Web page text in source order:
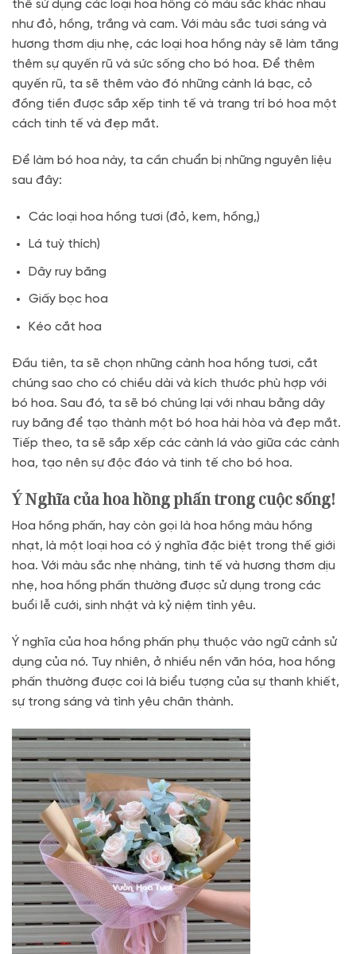
thể sử dụng các loại hoa hồng có màu sắc khác nhau
như đỏ, hồng, trắng và cam. Với màu sắc tươi sáng và
hương thơm dịu nhẹ, các loại hoa hồng này sẽ làm tăng
thêm sự quyến rũ và sức sống cho bó hoa. Để thêm
quyến rũ, ta sẽ thêm vào đó những cành lá bạc, cỏ
đồng tiền được sắp xếp tinh tế và trang trí bó hoa một
cách tinh tế và đẹp mắt.
Để làm bó hoa này, ta cần chuẩn bị những nguyên liệu
sau đây:
Các loại hoa hồng tươi (đỏ, kem, hồng,)
Lá tuỳ thích)
Dây ruy băng
Giấy bọc hoa
Kéo cắt hoa
Đầu tiên, ta sẽ chọn những cành hoa hồng tươi, cắt
chúng sao cho có chiều dài và kích thước phù hợp với
bó hoa. Sau đó, ta sẽ bó chúng lại với nhau bằng dây
ruy băng để tạo thành một bó hoa hài hòa và đẹp mắt.
Tiếp theo, ta sẽ sắp xếp các cành lá vào giữa các cành
hoa, tạo nên sự độc đáo và tinh tế cho bó hoa.
Ý Nghĩa của hoa hồng phấn trong cuộc sống!
Hoa hồng phấn, hay còn gọi là hoa hồng màu hồng
nhạt, là một loại hoa có ý nghĩa đặc biệt trong thế giới
hoa. Với màu sắc nhẹ nhàng, tinh tế và hương thơm dịu
nhẹ, hoa hồng phấn thường được sử dụng trong các
buổi lễ cưới, sinh nhật và kỷ niệm tình yêu.
Ý nghĩa của hoa hồng phấn phụ thuộc vào ngữ cảnh sử
dụng của nó. Tuy nhiên, ở nhiều nền văn hóa, hoa hồng
phấn thường được coi là biểu tượng của sự thanh khiết,
sự trong sáng và tình yêu chân thành.